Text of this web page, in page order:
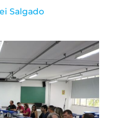
Salgado